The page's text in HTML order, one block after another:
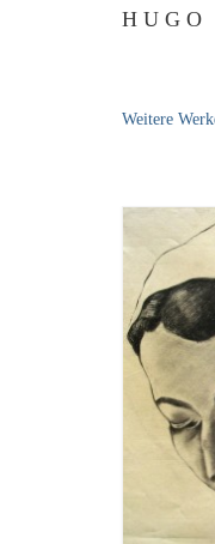
H U G O
Weitere